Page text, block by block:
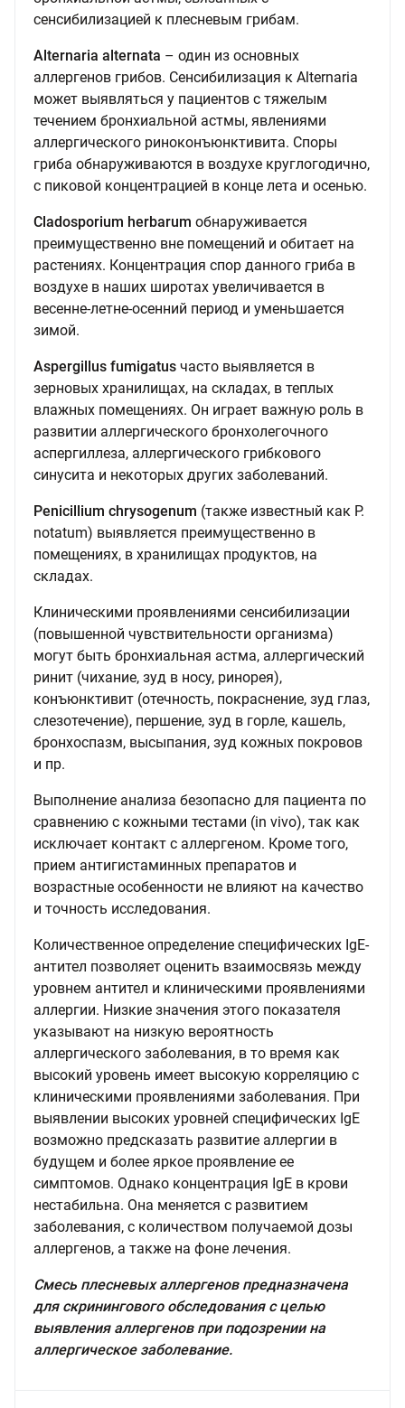
сенсибилизацией к плесневым грибам.
Alternaria alternata – один из основных
аллергенов грибов. Сенсибилизация к Alternaria
может выявляться у пациентов с тяжелым
течением бронхиальной астмы, явлениями
аллергического риноконъюнктивита. Споры
гриба обнаруживаются в воздухе круглогодично,
с пиковой концентрацией в конце лета и осенью.
Cladosporium herbarum обнаруживается
преимущественно вне помещений и обитает на
растениях. Концентрация спор данного гриба в
воздухе в наших широтах увеличивается в
весенне-летне-осенний период и уменьшается
зимой.
Aspergillus fumigatus часто выявляется в
зерновых хранилищах, на складах, в теплых
влажных помещениях. Он играет важную роль в
развитии аллергического бронхолегочного
аспергиллеза, аллергического грибкового
синусита и некоторых других заболеваний.
Penicillium chrysogenum (также известный как P.
notatum) выявляется преимущественно в
помещениях, в хранилищах продуктов, на
складах.
Клиническими проявлениями сенсибилизации
(повышенной чувствительности организма)
могут быть бронхиальная астма, аллергический
ринит (чихание, зуд в носу, ринорея),
конъюнктивит (отечность, покраснение, зуд глаз,
слезотечение), першение, зуд в горле, кашель,
бронхоспазм, высыпания, зуд кожных покровов
и пр.
Выполнение анализа безопасно для пациента по
сравнению с кожными тестами (in vivo), так как
исключает контакт с аллергеном. Кроме того,
прием антигистаминных препаратов и
возрастные особенности не влияют на качество
и точность исследования.
Количественное определение специфических IgE-
антител позволяет оценить взаимосвязь между
уровнем антител и клиническими проявлениями
аллергии. Низкие значения этого показателя
указывают на низкую вероятность
аллергического заболевания, в то время как
высокий уровень имеет высокую корреляцию с
клиническими проявлениями заболевания. При
выявлении высоких уровней специфических IgE
возможно предсказать развитие аллергии в
будущем и более яркое проявление ее
симптомов. Однако концентрация IgE в крови
нестабильна. Она меняется с развитием
заболевания, с количеством получаемой дозы
аллергенов, а также на фоне лечения.
Смесь плесневых аллергенов предназначена
для скринингового обследования с целью
выявления аллергенов при подозрении на
аллергическое заболевание.